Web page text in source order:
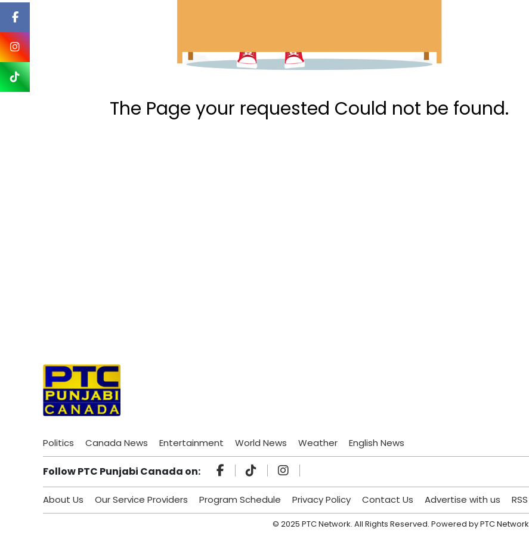
The Page your requested Could not be found.
Politics Canada News Entertainment World News Weather English News
Follow PTC Punjabi Canada on:
About Us Our Service Providers Program Schedule Privacy Policy Contact Us Advertise with us RSS
© 2025 PTC Network. All Rights Reserved. Powered byPTC Network